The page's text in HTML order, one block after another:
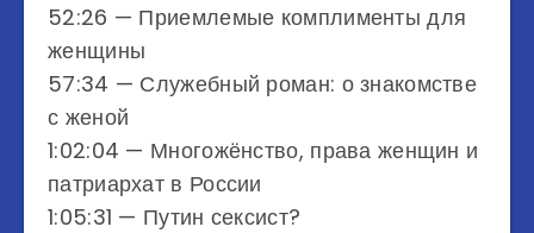
52:26 — Приемлемые комплименты для
женщины
57:34 — Служебный роман: о знакомстве
с женой
1:02:04 — Многожёнство, права женщин и
патриархат в России
1:05:31 — Путин сексист?